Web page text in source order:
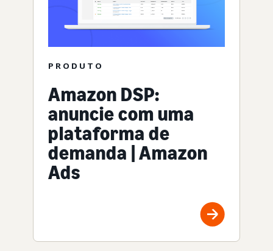
PRODUTO
Amazon DSP:
anuncie com uma
plataforma de
demanda | Amazon
Ads